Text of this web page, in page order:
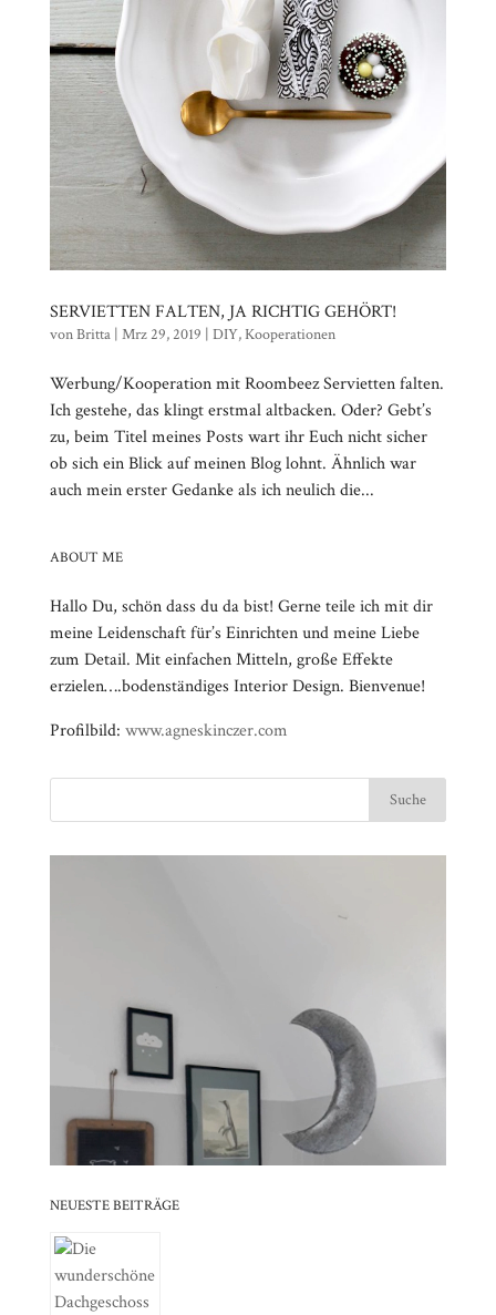
SERVIETTEN FALTEN, JA RICHTIG GEHÖRT!
vonBritta| Mrz 29, 2019 | DIY,Kooperationen
Werbung/Kooperation mit Roombeez Servietten falten.
Ich gestehe, das klingt erstmal altbacken. Oder? Gebt’s
zu, beim Titel meines Posts wart ihr Euch nicht sicher
ob sich ein Blick auf meinen Blog lohnt. Ähnlich war
auch mein erster Gedanke als ich neulich die...
ABOUT ME
Hallo Du, schön dass du da bist! Gerne teile ich mit dir
meine Leidenschaft für’s Einrichten und meine Liebe
zum Detail. Mit einfachen Mitteln, große Effekte
erzielen….bodenständiges Interior Design. Bienvenue!
Profilbild: www.agneskinczer.com
⠀⠀⠀⠀⠀⠀⠀⠀⠀⠀⠀⠀⠀⠀⠀⠀⠀⠀⠀⠀⠀⠀⠀⠀⠀⠀⠀⠀⠀
⠀⠀⠀⠀⠀⠀⠀⠀⠀⠀⠀⠀⠀⠀⠀⠀⠀⠀⠀⠀⠀⠀
⠀⠀⠀⠀⠀⠀⠀⠀⠀⠀⠀⠀⠀⠀⠀⠀⠀⠀⠀⠀⠀⠀⠀⠀⠀⠀⠀⠀⠀
⠀⠀⠀⠀⠀⠀⠀⠀⠀⠀⠀⠀⠀⠀⠀⠀⠀⠀⠀⠀⠀⠀
NEUESTE BEITRÄGE